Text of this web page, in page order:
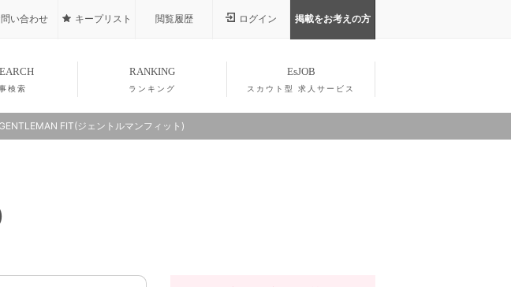
い合わせ キープリスト 閲覧履歴 ログイン 掲載をお考えの方
検索
RANKING
ランキング
EsJOB
スカウト型 求人サービス
GENTLEMAN FIT(ジェントルマンフィット)